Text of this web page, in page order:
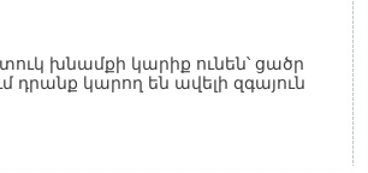
խնամքի կարիք ունեն՝ ցածր
դրանք կարող են ավելի զգայուն